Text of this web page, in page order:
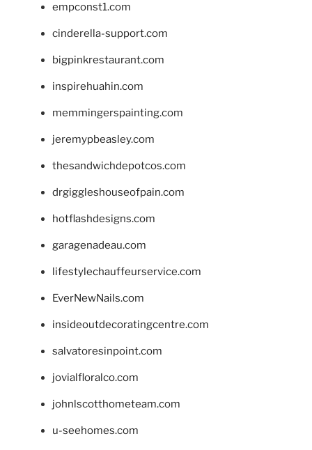
empconst1.com
cinderella-support.com
bigpinkrestaurant.com
inspirehuahin.com
memmingerspainting.com
jeremypbeasley.com
thesandwichdepotcos.com
drgiggleshouseofpain.com
hotflashdesigns.com
garagenadeau.com
lifestylechauffeurservice.com
EverNewNails.com
insideoutdecoratingcentre.com
salvatoresinpoint.com
jovialfloralco.com
johnlscotthometeam.com
u-seehomes.com